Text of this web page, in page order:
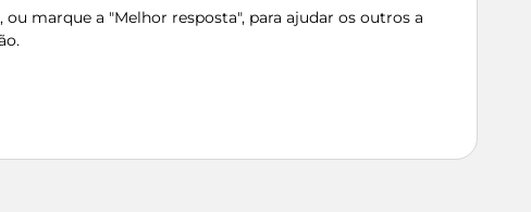
marque a "Melhor resposta", para ajudar os outros a